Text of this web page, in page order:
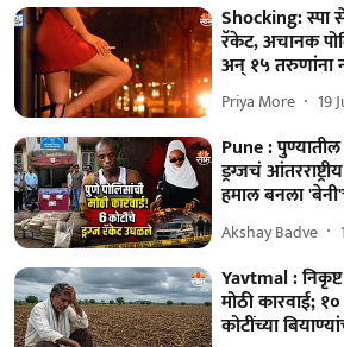
Shocking: स्पा
रॅकेट, अचानक
अन् १५ तरुणांना
Priya More 19
Pune :
ड्रग्जचं
हमाल बनला
Akshay Badve
Yavtmal :
मोठी कारवाई;
कोटींच्या